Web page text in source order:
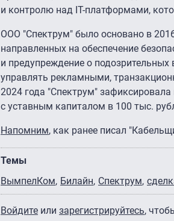
и контролю над IT-платформами,
ООО "Спектрум" было основано в
направленных на обеспечение
и предупреждение о
управлять рекламными,
2024 года "Спектрум"
с уставным капиталом в 100 тыс.
Напомним, как ранее писал
Темы
ВымпелКом Билайн Спектрум
Войдите или зарегистрируйтесь,